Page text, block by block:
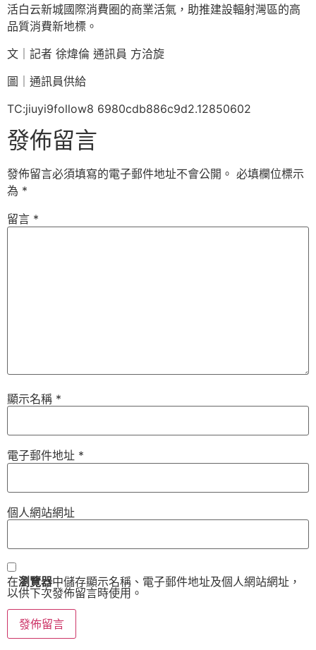
活白云新城國際消費圈的商業活氣，助推建設輻射灣區的高
品質消費新地標。
文｜記者 徐煒倫 通訊員 方洽旋
圖｜通訊員供給
TC:jiuyi9follow8 6980cdb886c9d2.12850602
發佈留言
發佈留言必須填寫的電子郵件地址不會公開。 必填欄位標示
為 *
留言 *
顯示名稱 *
電子郵件地址 *
個人網站網址
在瀏覽器中儲存顯示名稱、電子郵件地址及個人網站網址，
以供下次發佈留言時使用。